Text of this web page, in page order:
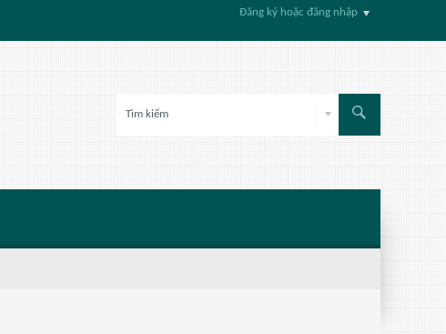
Đăng ký hoặc đăng nhập